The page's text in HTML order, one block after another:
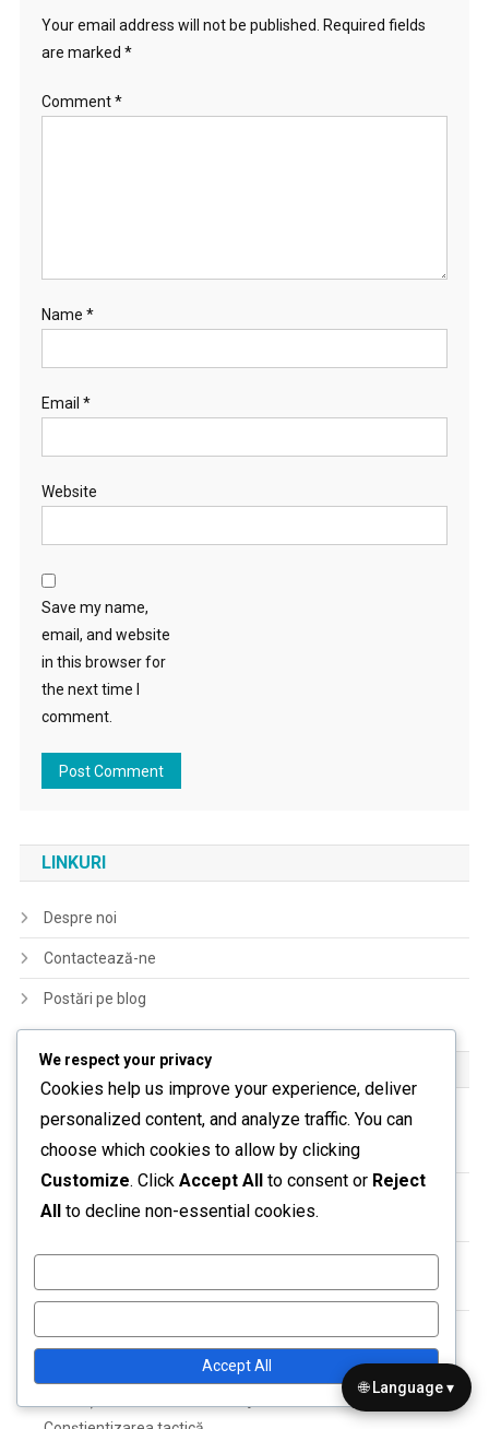
Your email address will not be published. Required fields
are marked *
Comment*
Name *
Email *
Website
Save my name,
email, and website
in this browser for
the next time I
comment.
LINKURI
Despre noi
Contactează-ne
Postări pe blog
ARTICOLE RECENTE
Strategii de formare 4-2-4: Rolul extremelor, Crearea jocului
central, Acoperirea defensivă
Strategii de formare 4-2-4: responsabilități defensivă,
echilibru în mijlocul terenului, suport pentru atacanți
Formația 4-2-4: Evoluția rolurilor, Adaptarea la adversari,
Conștientizarea situațională
Formația 4-2-4: Versatilitatea jucătorilor, Adaptarea la roluri,
We respect your privacy
Cookies help us improve your experience, deliver
personalized content, and analyze traffic. You can
choose which cookies to allow by clicking
Customize. Click Accept All to consent or Reject
All to decline non-essential cookies.
Accept All
🌐 Language ▾